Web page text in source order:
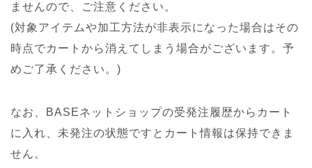
ませんので、ご注意ください。
(対象アイテムや加工方法が非表示になった場合はその
時点でカートから消えてしまう場合がございます。予
めご了承ください。)
なお、BASEネットショップの受発注履歴からカート
に入れ、未発注の状態ですとカート情報は保持できま
せん。